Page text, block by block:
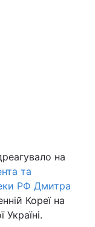
на
та
РФ Дмитра
Кореї на